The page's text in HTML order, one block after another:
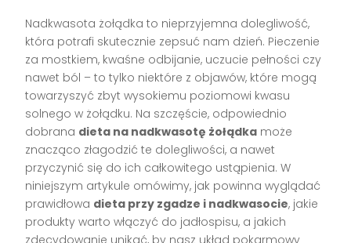
Nadkwasota żołądka to nieprzyjemna dolegliwość,
która potrafi skutecznie zepsuć nam dzień. Pieczenie
za mostkiem, kwaśne odbijanie, uczucie pełności czy
nawet ból – to tylko niektóre z objawów, które mogą
towarzyszyć zbyt wysokiemu poziomowi kwasu
solnego w żołądku. Na szczęście, odpowiednio
dobrana dieta na nadkwasotę żołądka może
znacząco złagodzić te dolegliwości, a nawet
przyczynić się do ich całkowitego ustąpienia. W
niniejszym artykule omówimy, jak powinna wyglądać
prawidłowa dieta przy zgadze i nadkwasocie, jakie
produkty warto włączyć do jadłospisu, a jakich
zdecydowanie unikać, by nasz układ pokarmowy